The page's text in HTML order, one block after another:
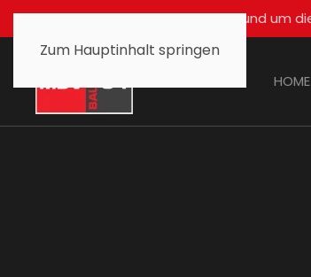
Zum Hauptinhalt springen
Für alle Fragen rund um
HOME